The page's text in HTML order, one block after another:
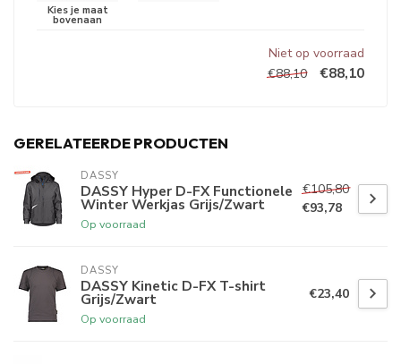
Niet op voorraad
€88,10
€88,10
GERELATEERDE PRODUCTEN
DASSY
DASSY Hyper D-FX Functionele
Winter Werkjas Grijs/Zwart
Op voorraad
€105,80
€93,78
DASSY
DASSY Kinetic D-FX T-shirt
Grijs/Zwart
Op voorraad
€23,40